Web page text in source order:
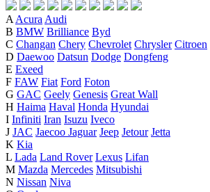
AAcuraAudi
B BMW Brilliance Byd
C Changan Chery Chevrolet Chrysler Citroen
D Daewoo Datsun Dodge Dongfeng
E Exeed
F FAW Fiat Ford Foton
G GAC Geely Genesis Great Wall
H Haima Haval Honda Hyundai
I Infiniti Iran Isuzu Iveco
J JAC Jaecoo Jaguar Jeep Jetour Jetta
K Kia
L Lada Land Rover Lexus Lifan
M Mazda Mercedes Mitsubishi
N Nissan Niva